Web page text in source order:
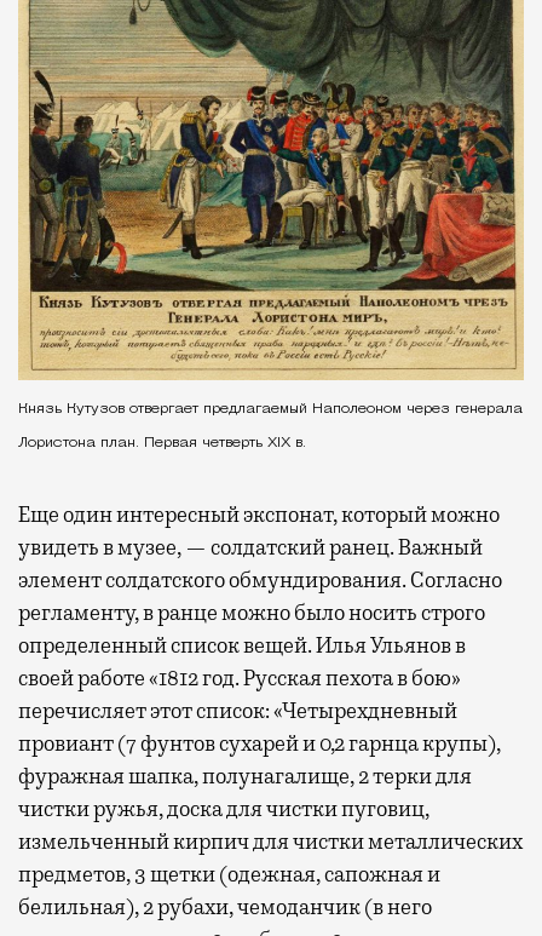
Князь Кутузов отвергает предлагаемый Наполеоном через генерала
Лористона план. Первая четверть XIX в.
Еще один интересный экспонат, который можно
увидеть в музее, — солдатский ранец. Важный
элемент солдатского обмундирования. Согласно
регламенту, в ранце можно было носить строго
определенный список вещей. Илья Ульянов в
своей работе «1812 год. Русская пехота в бою»
перечисляет этот список: «Четырехдневный
провиант (7 фунтов сухарей и 0,2 гарнца крупы),
фуражная шапка, полунагалище, 2 терки для
чистки ружья, доска для чистки пуговиц,
измельченный кирпич для чистки металлических
предметов, 3 щетки (одежная, сапожная и
белильная), 2 рубахи, чемоданчик (в него